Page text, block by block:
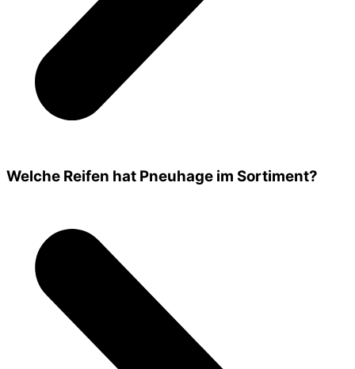
Welche Reifen hat Pneuhage im Sortiment?